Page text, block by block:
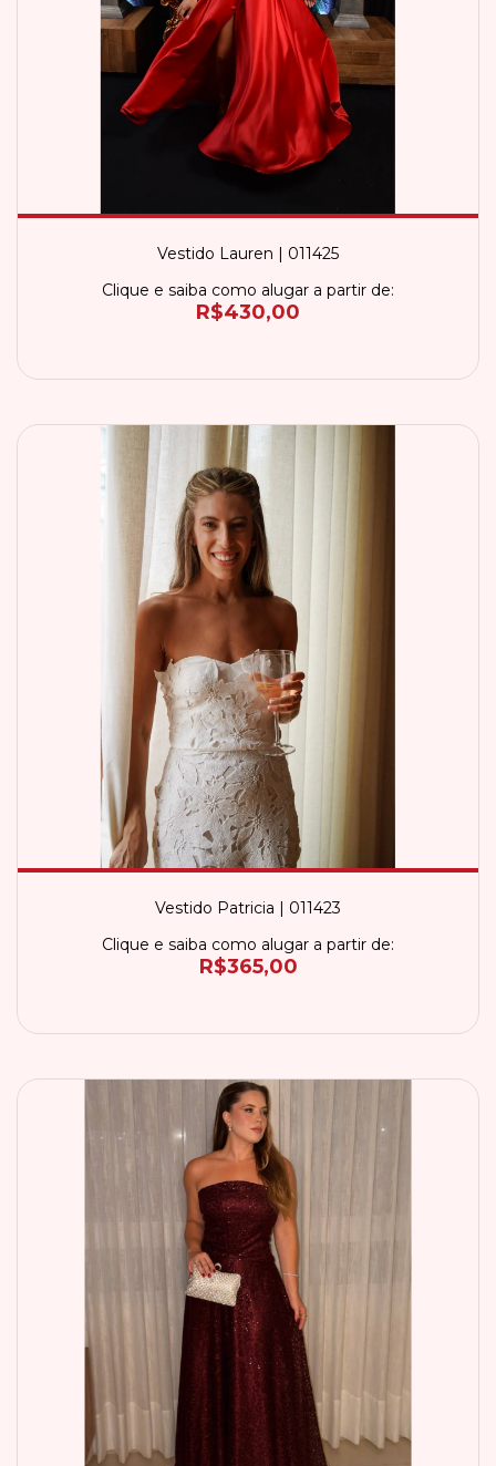
Vestido Lauren | 011425
Clique e saiba como alugar a partir de:
R$430,00
Vestido Patricia | 011423
Clique e saiba como alugar a partir de:
R$365,00